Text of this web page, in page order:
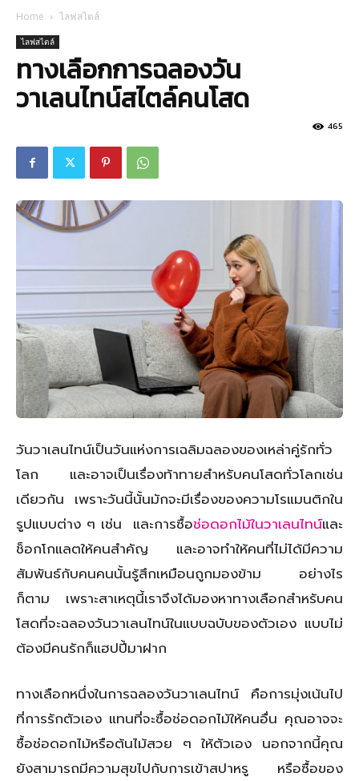
Home ไลฟสไตล์
ไลฟสไตล์
ทางเลือกการฉลองวัน
วาเลนไทน์สไตล์คนโสด
465
วันวาเลนไทน์เป็นวันแห่งการเฉลิมฉลองของเหล่าคู่รักทั่ว
โลก และอาจเป็นเรื่องท้าทายสำหรับคนโสดทั่วโลกเช่น
เดียวกัน เพราะวันนี้นั้นมักจะมีเรื่องของความโรแมนติกใน
รูปแบบต่าง ๆ เช่น และการซื้อช่อดอกไม้ในวาเลนไทน์และ
ช็อกโกแลตให้คนสำคัญ และอาจทำให้คนที่ไม่ได้มีความ
สัมพันธ์กับคนคนนั้นรู้สึกเหมือนถูกมองข้าม อย่างไร
ก็ตาม เพราะสาเหตุนี้เราจึงได้มองหาทางเลือกสำหรับคน
โสดที่จะฉลองวันวาเลนไทน์ในแบบฉบับของตัวเอง แบบไม่
ต้องมีคนรักก็แฮปปี้มาฝาก
ทางเลือกหนึ่งในการฉลองวันวาเลนไทน์ คือการมุ่งเน้นไป
ที่การรักตัวเอง แทนที่จะซื้อช่อดอกไม้ให้คนอื่น คุณอาจจะ
ซื้อช่อดอกไม้หรือต้นไม้สวย ๆ ให้ตัวเอง นอกจากนี้คุณ
ยังสามารถมีความสุขไปกับการเข้าสปาหรู หรือซื้อของ